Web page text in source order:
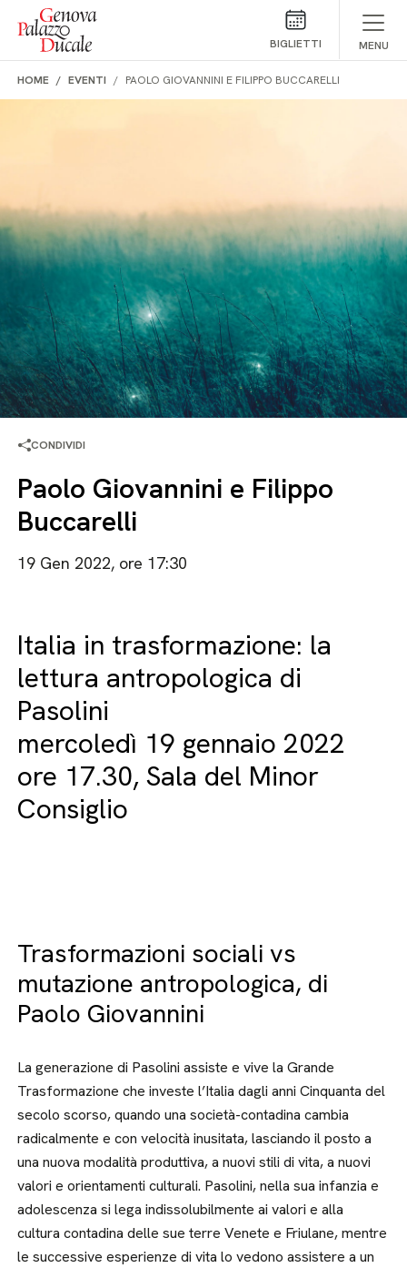
Salta al contenuto
BIGLIETTI MENU
HOME EVENTI PAOLO GIOVANNINI E FILIPPO BUCCARELLI
CONDIVIDI
Paolo Giovannini e Filippo
Buccarelli
19 Gen 2022, ore 17:30
Italia in trasformazione: la
lettura antropologica di
Pasolini
mercoledì 19 gennaio 2022
ore 17.30, Sala del Minor
Consiglio
Trasformazioni sociali vs
mutazione antropologica, di
Paolo Giovannini
La generazione di Pasolini assiste e vive la Grande
Trasformazione che investe l’Italia dagli anni Cinquanta del
secolo scorso, quando una società-contadina cambia
radicalmente e con velocità inusitata, lasciando il posto a
una nuova modalità produttiva, a nuovi stili di vita, a nuovi
valori e orientamenti culturali. Pasolini, nella sua infanzia e
adolescenza si lega indissolubilmente ai valori e alla
cultura contadina delle sue terre Venete e Friulane, mentre
le successive esperienze di vita lo vedono assistere a un